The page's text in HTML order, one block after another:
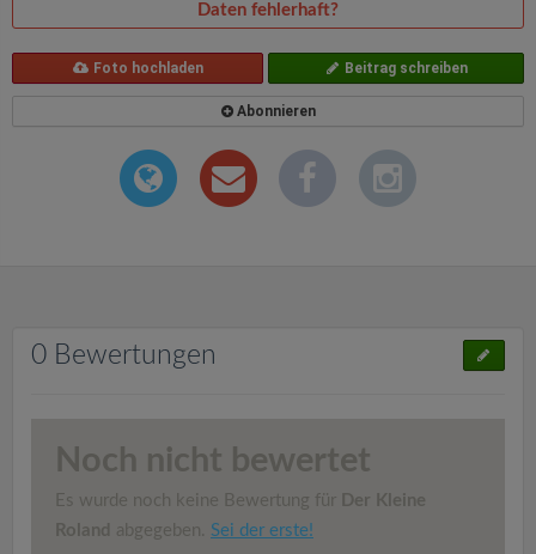
Daten fehlerhaft?
Foto hochladen Beitrag schreiben
Abonnieren
0 Bewertungen
Noch nicht bewertet
Es wurde noch keine Bewertung für Der Kleine
Roland
abgegeben. Sei der erste!
n